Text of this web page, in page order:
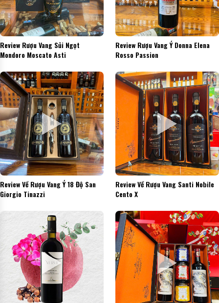
Review Rượu Vang Sủi Ngọt
Mondoro Moscato Asti
Review Rượu Vang Ý Donna Elena
Rosso Passion
Review Về Rượu Vang Ý 18 Độ San
Giorgio Tinazzi
Review Về Rượu Vang Santi Nobile
Cento X